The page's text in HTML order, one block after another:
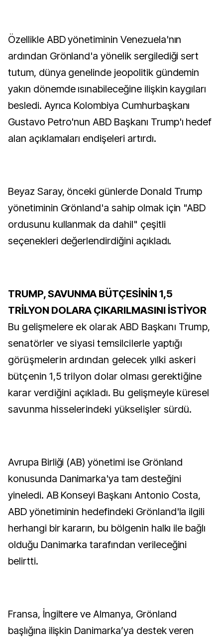
Özellikle ABD yönetiminin Venezuela'nın
ardından Grönland'a yönelik sergilediği sert
tutum, dünya genelinde jeopolitik gündemin
yakın dönemde ısınabileceğine ilişkin kaygıları
besledi. Ayrıca Kolombiya Cumhurbaşkanı
Gustavo Petro'nun ABD Başkanı Trump'ı hedef
alan açıklamaları endişeleri artırdı.
Beyaz Saray, önceki günlerde Donald Trump
yönetiminin Grönland'a sahip olmak için "ABD
ordusunu kullanmak da dahil" çeşitli
seçenekleri değerlendirdiğini açıkladı.
TRUMP, SAVUNMA BÜTÇESİNİN 1,5
TRİLYON DOLARA ÇIKARILMASINI İSTİYOR
Bu gelişmelere ek olarak ABD Başkanı Trump,
senatörler ve siyasi temsilcilerle yaptığı
görüşmelerin ardından gelecek yılki askeri
bütçenin 1,5 trilyon dolar olması gerektiğine
karar verdiğini açıkladı. Bu gelişmeyle küresel
savunma hisselerindeki yükselişler sürdü.
Avrupa Birliği (AB) yönetimi ise Grönland
konusunda Danimarka'ya tam desteğini
yineledi. AB Konseyi Başkanı Antonio Costa,
ABD yönetiminin hedefindeki Grönland'la ilgili
herhangi bir kararın, bu bölgenin halkı ile bağlı
olduğu Danimarka tarafından verileceğini
belirtti.
Fransa, İngiltere ve Almanya, Grönland
başlığına ilişkin Danimarka’ya destek veren